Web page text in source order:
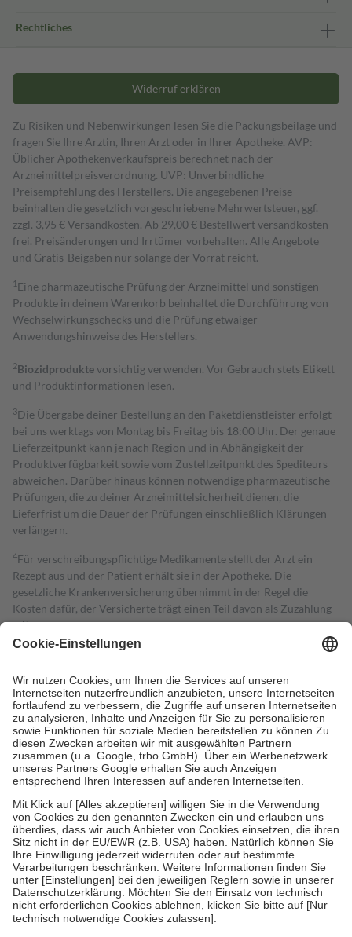
Rechtliches
Widerruf erklären
Zu Risiken und Nebenwirkungen lesen Sie die Packungsbeilage und
fragen Sie Ihre Ärztin, Ihren Arzt oder in Ihrer Apotheke. AVP:
Üblicher Apothekenverkaufspreis berechnet nach der
Arzneimittelpreisverordnung. UVP: Unverbindliche
Preisempfehlung des Herstellers. Die angegebenen Preise
beinhalten die gesetzlich vorgeschriebene Mehrwertsteuer, ggf.
zzgl. 3,95 € Versandkosten. Ab 29,00 € Bestell­wert versand­kosten­
frei. Preisänderungen und Irrtümer vorbehalten. Alle Angebote
und Gratis-Beigaben nur solange der Vorrat reicht.
1 Eine pharmazeutische Prüfung der Arzneimittel und sonstigen
Produkte in deinem Warenkorb beinhaltet die Durchführung von
Wechselwirkungschecks und die Prüfung etwaiger
Anwendungshinweise des Herstellers.
2Biozidproduktevorsichtig verwenden. Vor Gebrauch stets Etikett
und Produktinformationen lesen.
3Die Übergabe deiner Bestellung an den Paketdienstleister erfolgt
bei uns werktags von Montag bis Freitag bis 18:00 Uhr. Der genaue
Lieferzeitpunkt kann je nach Region und in Abhängigkeit der
Produktverfügbarkeit sowie vom Zustellzeitpunkt des Spediteurs
abweichen. Darüber hinaus können notwendige pharmazeutische
Prüfungen, die zu deiner Arzneimittelsicherheit dienen, die
Lieferfrist um die Dauer der Prüfungen einschließlich Klärungen
verlängern.
4Für verschreibungspflichtige Medikamente stellt der Arzt ein
Rezept aus und der Patient erhält sie in der Apotheke. Die
gesetzliche Krankenversicherung übernimmt in der Regel die
Kosten dafür, der Versicherte trägt einen Teil davon als Zuzahlung
mit.
Grundsätzlich leisten Mitglieder Zuzahlungen in Höhe von zehn
höchstens zehn Euro.
Es sind jedoch nie mehr als die tatsächlichen
Kosten der Leistung zu entrichten.
Diese Regeln gelten grundsätzlich auch für Online-Apotheken.
Bei Heilmitteln und häuslicher Krankenpflege beträgt die
Zuzahlung zehn Prozent der Kosten sowie zehn Euro je
Verordnung.
Um das Engagement der Versicherten für ihre eigene Gesundheit zu
stärken und die besondere Stellung der Familie zu unterstützen,
fallenkeine Zuzahlungenan bei:
• Kindern und Jugendlichen bis zum vollendeten 18. Lebensjahr
mit Ausnahme der Fahrkosten
• Untersuchungen zur Vorsorge und Früherkennung, die von der
GKV getragen werden
• empfohlenen Schutzimpfungen
• Harn- und Blutteststreifen